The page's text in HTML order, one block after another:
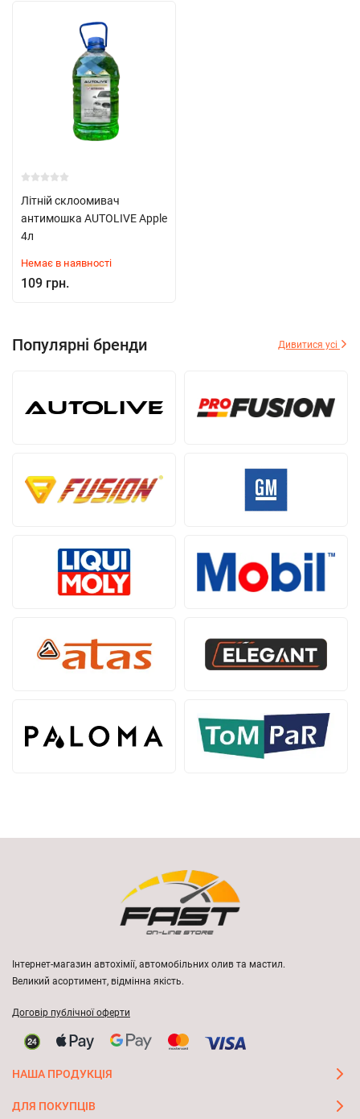
Літній склоомивач
антимошка AUTOLIVE Apple
4л
Немає в наявності
109 грн.
Популярні бренди Дивитися усі
Інтернет-магазин автохімії, автомобільних олив та мастил.
Великий асортимент, відмінна якість.
Договір публічної оферти
НАША ПРОДУКЦІЯ
ДЛЯ ПОКУПЦІВ